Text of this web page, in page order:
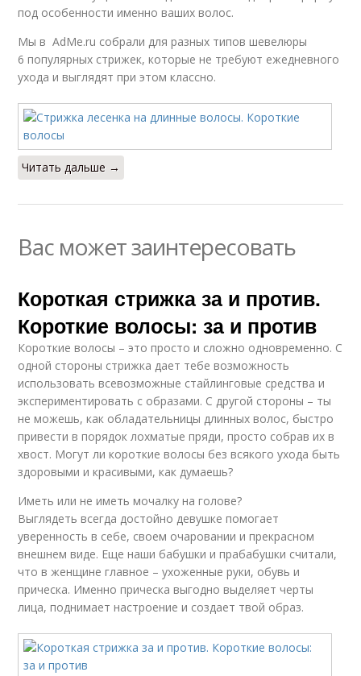
под особенности именно ваших волос.
Мы в AdMe.ru собрали для разных типов шевелюры
6 популярных стрижек, которые не требуют ежедневного
ухода и выглядят при этом классно.
Читать дальше →
Вас может заинтересовать
Короткая стрижка за и против.
Короткие волосы: за и против
Короткие волосы – это просто и сложно одновременно. С
одной стороны стрижка дает тебе возможность
использовать всевозможные стайлинговые средства и
экспериментировать с образами. С другой стороны – ты
не можешь, как обладательницы длинных волос, быстро
привести в порядок лохматые пряди, просто собрав их в
хвост. Могут ли короткие волосы без всякого ухода быть
здоровыми и красивыми, как думаешь?
Иметь или не иметь мочалку на голове?
Выглядеть всегда достойно девушке помогает
уверенность в себе, своем очаровании и прекрасном
внешнем виде. Еще наши бабушки и прабабушки считали,
что в женщине главное – ухоженные руки, обувь и
прическа. Именно прическа выгодно выделяет черты
лица, поднимает настроение и создает твой образ.